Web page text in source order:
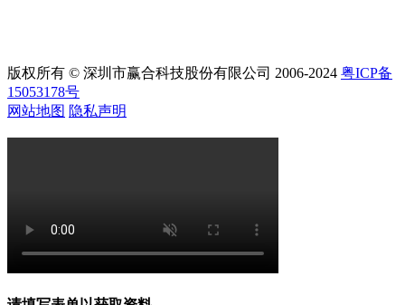
版权所有 © 深圳市赢合科技股份有限公司 2006-2024 粤ICP备
15053178号
网站地图 隐私声明